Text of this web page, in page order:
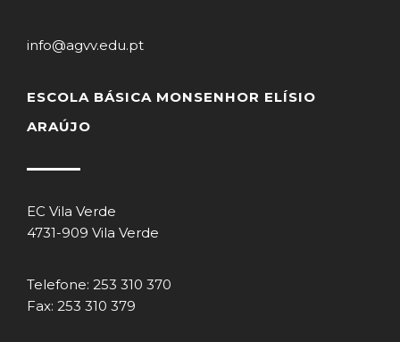
info@agvv.edu.pt
ESCOLA BÁSICA MONSENHOR ELÍSIO
ARAÚJO
EC Vila Verde
4731-909 Vila Verde
Telefone: 253 310 370
Fax: 253 310 379